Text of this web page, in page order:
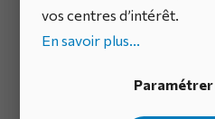
vos centres d’intérêt.
En savoir plus...
Paramétrer